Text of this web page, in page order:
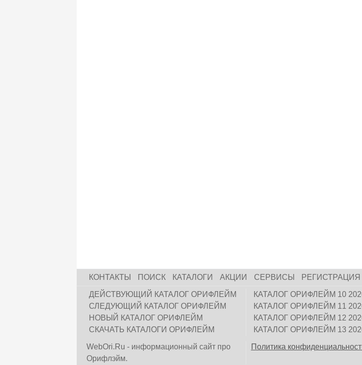
КОНТАКТЫ ПОИСК КАТАЛОГИ АКЦИИ СЕРВИСЫ РЕГИСТРАЦИЯ
ДЕЙСТВУЮЩИЙ КАТАЛОГ ОРИФЛЕЙМ
СЛЕДУЮЩИЙ КАТАЛОГ ОРИФЛЕЙМ
НОВЫЙ КАТАЛОГ ОРИФЛЕЙМ
СКАЧАТЬ КАТАЛОГИ ОРИФЛЕЙМ
КАТАЛОГ ОРИФЛЕЙМ 10
КАТАЛОГ ОРИФЛЕЙМ 11
КАТАЛОГ ОРИФЛЕЙМ 12
КАТАЛОГ ОРИФЛЕЙМ 13
WebOri.Ru - информационный сайт про
Орифлэйм.
Политика